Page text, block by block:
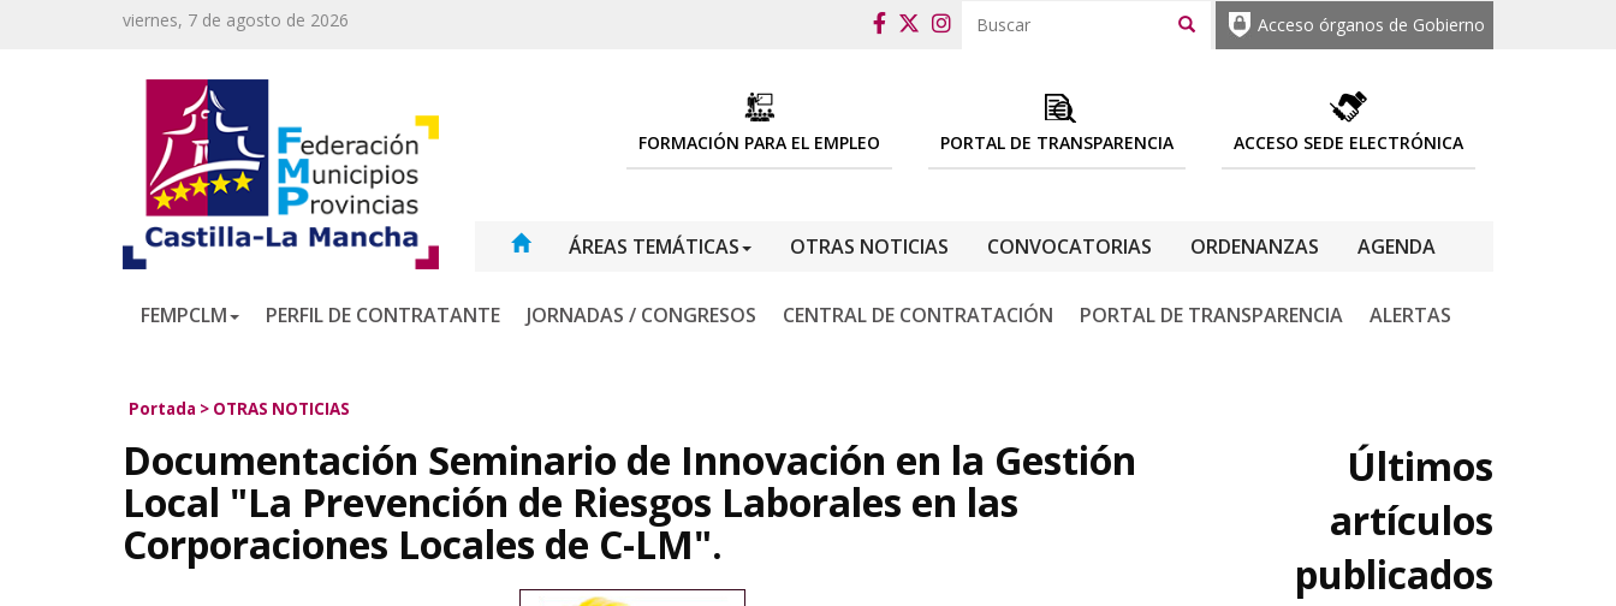
viernes, 7 de agosto de 2026 Acceso órganos de Gobierno
ACCESO SEDE ELECTRÓNICA
PORTAL DE TRANSPARENCIA
FORMACIÓN PARA EL EMPLEO
ÁREAS TEMÁTICAS OTRAS NOTICIAS CONVOCATORIAS ORDENANZAS AGENDA
FEMPCLM PERFIL DE CONTRATANTE JORNADAS / CONGRESOS CENTRAL DE CONTRATACIÓN PORTAL DE TRANSPARENCIA ALERTAS
Portada > OTRAS NOTICIAS
Documentación Seminario de Innovación en la Gestión
Local "La Prevención de Riesgos Laborales en las
Corporaciones Locales de C-LM".
Últimos
artículos
publicados